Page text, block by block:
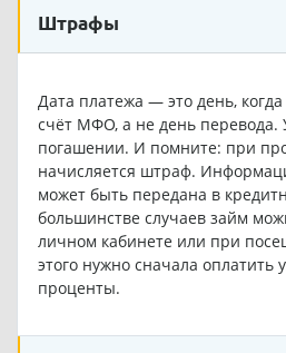
Штрафы
Дата платежа — это день,
счёт МФО, а не день перевода.
погашении. И помните: при
начисляется штраф.
может быть передана в
большинстве случаев займ
личном кабинете или при
этого нужно сначала оплатить
проценты.